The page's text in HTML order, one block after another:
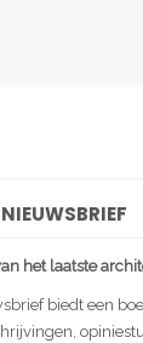
het laatste
biedt een